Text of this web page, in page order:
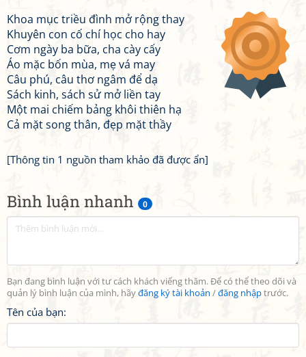
Bình luận nhanh 0
Bạn đang bình luận với tư cách khách viếng thăm. Để có thể theo dõi và
quản lý bình luận của mình, hãyđăng ký tài khoản /đăng nhậptrước.
Tên của bạn:
Khoa mục triều đình mở rộng thay
Khuyên con cố chí học cho hay
Cơm ngày ba bữa, cha cày cấy
Áo mặc bốn mùa, mẹ vá may
Câu phú, câu thơ ngâm để dạ
Sách kinh, sách sử mở liền tay
Một mai chiếm bảng khôi thiên hạ
Cả mặt song thân, đẹp mặt thầy
[Thông tin 1 nguồn tham khảo đã được ẩn]